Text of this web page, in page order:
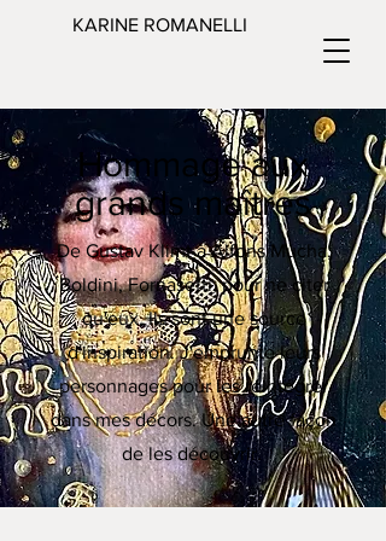
KARINE ROMANELLI
Hommage aux
grands maîtres
De Gustav Klimt à Alfons Mucha,
Boldini, Fornasetti, pour ne citer
qu'eux. Ils sont une source
d'inspiration. J'emprunte leurs
personnages pour les réintégrer
dans mes décors. Une autre façon
de les découvrir.